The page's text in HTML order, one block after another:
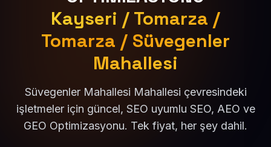
Kayseri / Tomarza /
Tomarza / Süvegenler
Mahallesi
Süvegenler Mahallesi Mahallesi çevresindeki
işletmeler için güncel, SEO uyumlu SEO, AEO ve
GEO Optimizasyonu. Tek fiyat, her şey dahil.